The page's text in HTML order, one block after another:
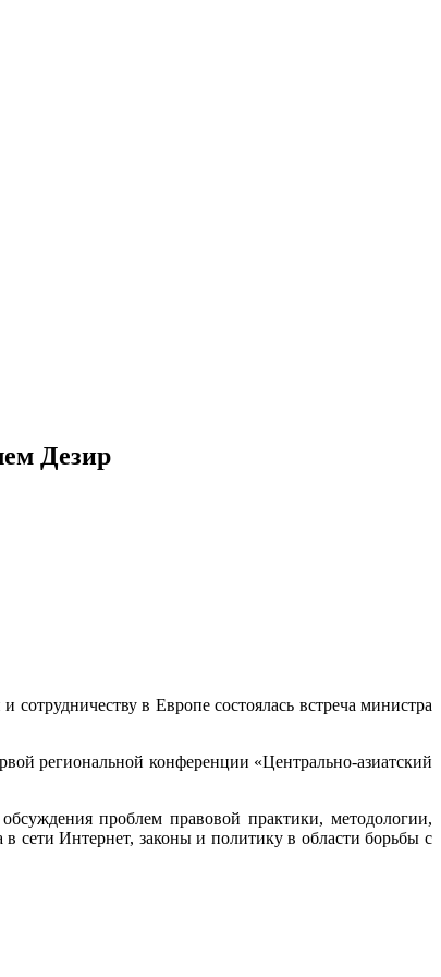
Дезир
в Европе состоялась встреча министра
региональной конференции «Центрально-азиатский
проблем правовой практики, методологии,
Интернет, законы и политику в области борьбы с